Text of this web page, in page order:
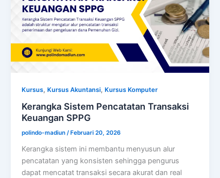
Kursus, Kursus Akuntansi, Kursus Komputer
Kerangka Sistem Pencatatan Transaksi
Keuangan SPPG
polindo-madiun/ Februari 20, 2026
Kerangka sistem ini membantu menyusun alur
pencatatan yang konsisten sehingga pengurus
dapat mencatat transaksi secara akurat dan real